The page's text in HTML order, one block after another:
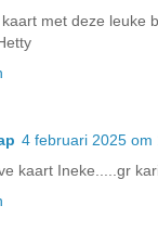
met deze leuke
4 februari 2025 om
kaart Ineke.....gr